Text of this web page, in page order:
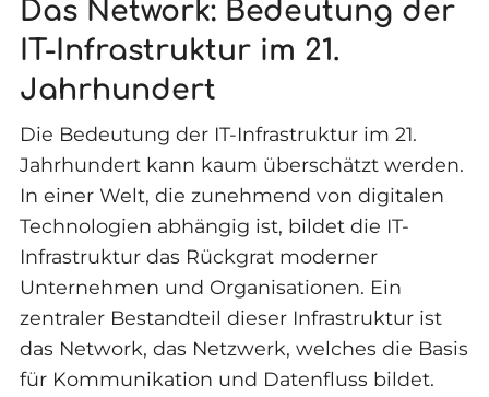
Das Network: Bedeutung der
IT-Infrastruktur im 21.
Jahrhundert
Die Bedeutung der IT-Infrastruktur im 21.
Jahrhundert kann kaum überschätzt werden.
In einer Welt, die zunehmend von digitalen
Technologien abhängig ist, bildet die IT-
Infrastruktur das Rückgrat moderner
Unternehmen und Organisationen. Ein
zentraler Bestandteil dieser Infrastruktur ist
das Network, das Netzwerk, welches die Basis
für Kommunikation und Datenfluss bildet.